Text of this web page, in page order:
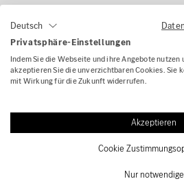
Kontakt
Bewertungen für
schwarz Original
3
Deutsch
Privatsphäre-Einstellungen
Indem Sie die Webseite und ihre Angebote
akzeptieren Sie die unverzichtbaren Cookies. Sie
mit Wirkung für die Zukunft widerrufen.
Akzeptieren
Cookie
Nur notwendige